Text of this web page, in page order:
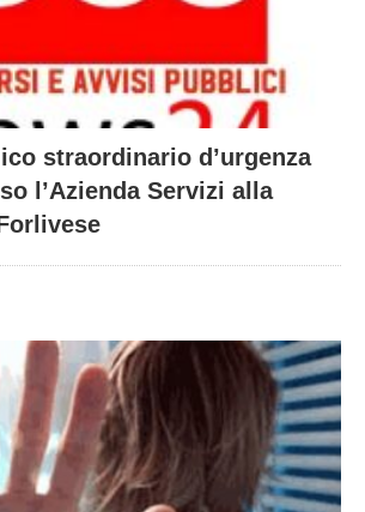
straordinario d’urgenza
l’Azienda Servizi alla